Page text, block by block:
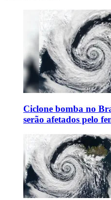
Ciclone bomba no
serão afetados pelo